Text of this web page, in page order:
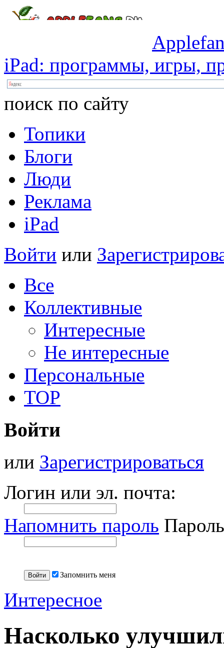
iPad: программы, игры,
поиск по сайту
Топики
Блоги
Люди
Реклама
iPad
Войти или
Все
Коллективные
Интересные
Не интересные
Персональные
TOP
Войти
или Зарегистрироваться
Логин или эл. почта:
Напомнить пароль
Запомнить меня
Интересное
Насколько